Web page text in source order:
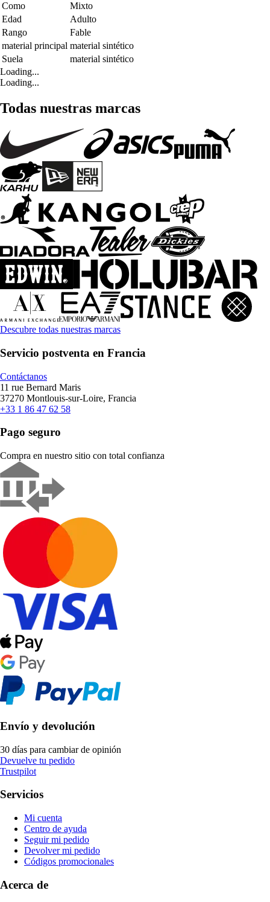
Como
Mixto
Edad
Adulto
Rango
Fable
material principal material sintético
Suela
material sintético
Loading...
Loading...
Todas nuestras marcas
Descubre todas nuestras marcas
Servicio postventa en Francia
Contáctanos
11 rue Bernard Maris
37270 Montlouis-sur-Loire, Francia
+33 1 86 47 62 58
Pago seguro
Compra en nuestro sitio con total confianza
Envío y devolución
30 días para cambiar de opinión
Devuelve tu pedido
Trustpilot
Servicios
Mi cuenta
Centro de ayuda
Seguir mi pedido
Devolver mi pedido
Códigos promocionales
Acerca de